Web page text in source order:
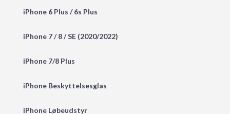
iPhone 6 Plus / 6s Plus
iPhone 7 / 8 / SE (2020/2022)
iPhone 7/8 Plus
iPhone Beskyttelsesglas
iPhone Løbeudstyr